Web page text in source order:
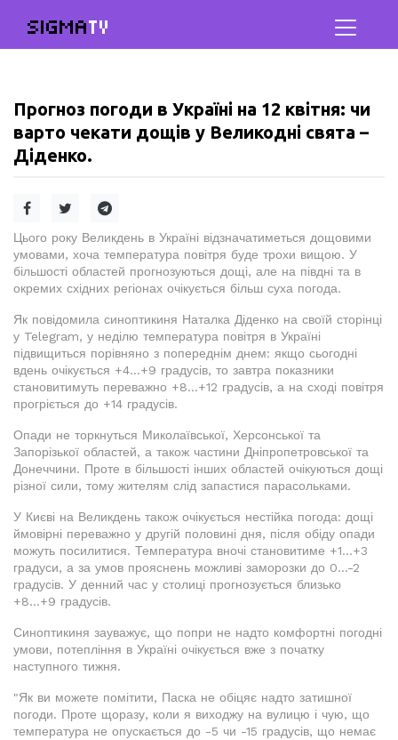
SIGMATV
Прогноз погоди в Україні на 12 квітня: чи
варто чекати дощів у Великодні свята –
Діденко.
Цього року Великдень в Україні відзначатиметься дощовими
умовами, хоча температура повітря буде трохи вищою. У
більшості областей прогнозуються дощі, але на півдні та в
окремих східних регіонах очікується більш суха погода.
Як повідомила синоптикиня Наталка Діденко на своїй сторінці
у Telegram, у неділю температура повітря в Україні
підвищиться порівняно з попереднім днем: якщо сьогодні
вдень очікується +4...+9 градусів, то завтра показники
становитимуть переважно +8...+12 градусів, а на сході повітря
прогріється до +14 градусів.
Опади не торкнуться Миколаївської, Херсонської та
Запорізької областей, а також частини Дніпропетровської та
Донеччини. Проте в більшості інших областей очікуються дощі
різної сили, тому жителям слід запастися парасольками.
У Києві на Великдень також очікується нестійка погода: дощі
ймовірні переважно у другій половині дня, після обіду опади
можуть посилитися. Температура вночі становитиме +1...+3
градуси, а за умов прояснень можливі заморозки до 0...-2
градусів. У денний час у столиці прогнозується близько
+8...+9 градусів.
Синоптикиня зауважує, що попри не надто комфортні погодні
умови, потепління в Україні очікується вже з початку
наступного тижня.
"Як ви можете помітити, Паска не обіцяє надто затишної
погоди. Проте щоразу, коли я виходжу на вулицю і чую, що
температура не опускається до -5 чи -15 градусів, що немає